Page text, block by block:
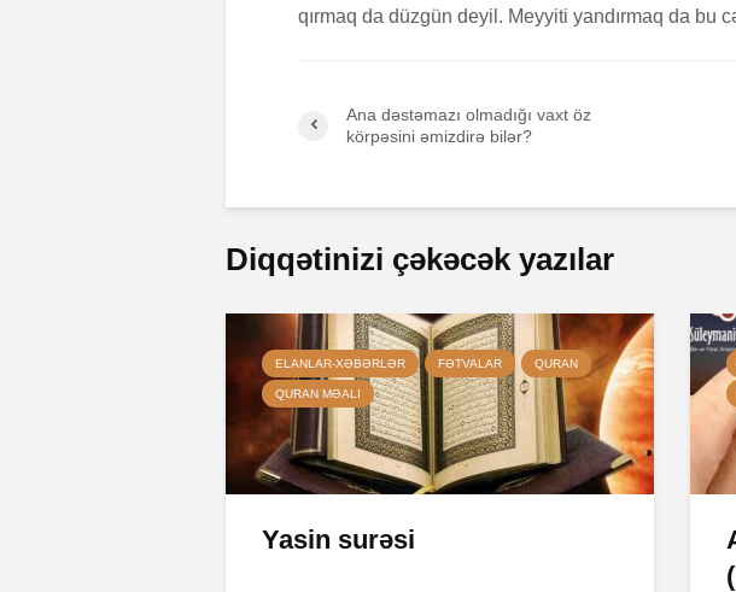
qırmaq da düzgün deyil. Meyyiti yandırmaq da bu
Ana dəstəmazı olmadığı vaxt öz
körpəsini əmizdirə bilər?
Diqqətinizi çəkəcək yazılar
ELANLAR-XƏBƏRLƏR FƏTVALAR QURAN
QURAN MƏALI
Yasin surəsi